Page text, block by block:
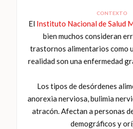
CONTEXTO
El Instituto Nacional de Salud
bien muchos consideran
trastornos alimentarios como
realidad son una enfermedad
Los tipos de desórdenes
anorexia nerviosa, bulimia
atracón. Afectan a personas
demográficos y